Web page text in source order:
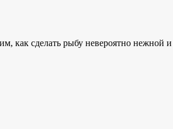
как сделать рыбу невероятно нежной